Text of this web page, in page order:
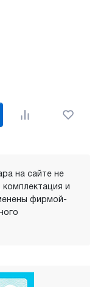
на сайте не
и
фирмой-